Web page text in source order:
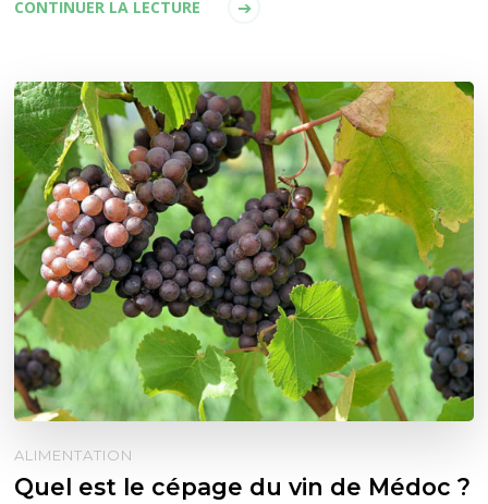
CONTINUER LA LECTURE
ALIMENTATION
Quel est le cépage du vin de Médoc ?